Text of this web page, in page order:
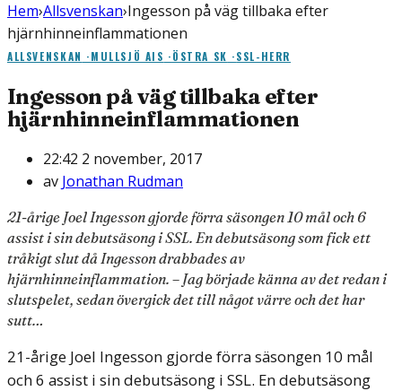
Hem›Allsvenskan›Ingesson på väg tillbaka efter
hjärnhinneinflammationen
ALLSVENSKAN ·MULLSJÖ AIS ·ÖSTRA SK ·SSL-HERR
Ingesson på väg tillbaka efter
hjärnhinneinflammationen
22:42 2 november, 2017
av Jonathan Rudman
21-årige Joel Ingesson gjorde förra säsongen 10 mål och 6
assist i sin debutsäsong i SSL. En debutsäsong som fick ett
tråkigt slut då Ingesson drabbades av
hjärnhinneinflammation. – Jag började känna av det redan i
slutspelet, sedan övergick det till något värre och det har
sutt…
21-årige Joel Ingesson gjorde förra säsongen 10 mål
och 6 assist i sin debutsäsong i SSL. En debutsäsong